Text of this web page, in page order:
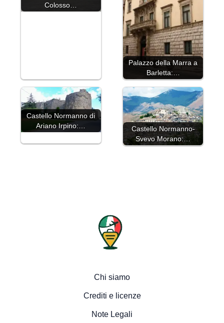
Colosso…
Palazzo della Marra a
Barletta:…
Castello Normanno di
Ariano Irpino:…
Castello Normanno-
Svevo Morano:…
Chi siamo
Crediti e licenze
Note Legali